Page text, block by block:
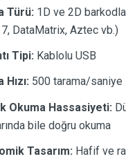
Türü: 1D ve 2D
DataMatrix, Aztec vb.)
Tipi: Kablolu USB
Hızı: 500 tarama/saniye
Okuma Hassasiyeti:
bile doğru okuma
Tasarım: Hafif ve